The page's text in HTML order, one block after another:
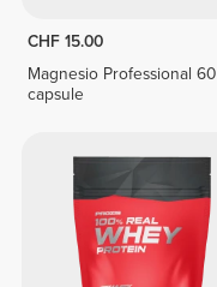
CHF 15.00
Magnesio Professional 60
capsule